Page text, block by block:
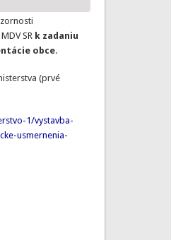
SR k zadaniu
obce.
(prvé
1/vystavba-
usmernenia-